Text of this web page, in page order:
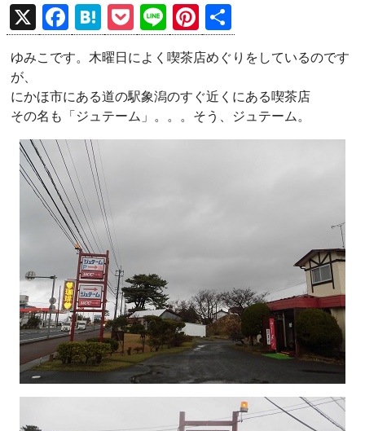
X
F
a
ce
b
o
o
k
H
at
e
n
a
P
o
ck
et
Li
n
e
Pi
nt
er
es
t
有
ゆみこです。木曜日によく喫茶店めぐりをしているのです
が、
にかほ市にある道の駅象潟のすぐ近くにある喫茶店
その名も「ジュテーム」。。。そう、ジュテーム。